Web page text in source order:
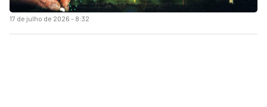
17 de julho de 2026 - 8:32